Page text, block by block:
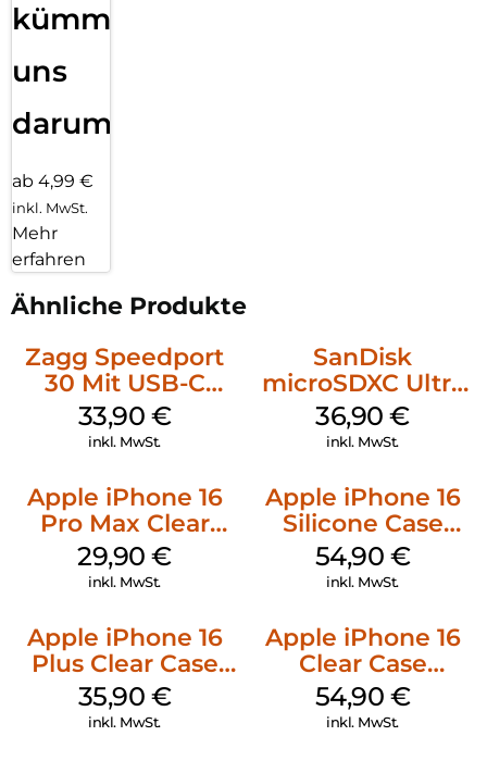
kümmern
uns
darum!
ab 4,99 €
inkl. MwSt.
Mehr
erfahren
Ähnliche Produkte
Zagg Speedport
30 Mit USB-C
Kabel Weiß
33,90 €
inkl. MwSt.
SanDisk
microSDXC Ultra
128 GB + Adapter
Mobile
36,90€
inkl. MwSt.
Apple iPhone 16
Pro Max Clear
Case MagSafe
Transparent
29,90€
inkl. MwSt.
Apple iPhone 16
Silicone Case
MagSafe Lake
Green
54,90 €
inkl. MwSt.
Apple iPhone 16
Plus Clear Case
MagSafe
Transparent
35,90 €
inkl. MwSt.
Apple iPhone 16
Clear Case
MagSafe
Transparent
54,90 €
inkl. MwSt.